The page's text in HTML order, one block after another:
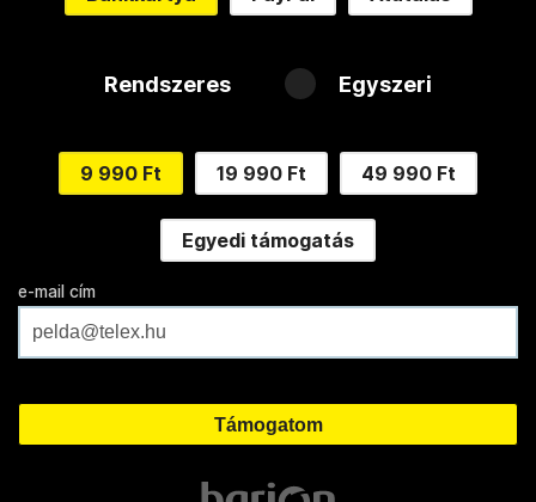
Rendszeres Egyszeri
9 990 Ft 19 990 Ft 49 990 Ft
Egyedi támogatás
e-mail cím